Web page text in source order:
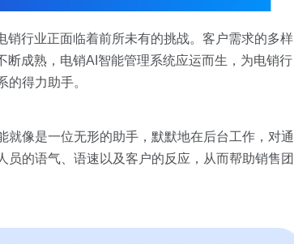
行业正面临着前所未有的挑战。客户需求的多样
成熟，电销AI智能管理系统应运而生，为电销行
得力助手。
就像是一位无形的助手，默默地在后台工作，对通
的语气、语速以及客户的反应，从而帮助销售团